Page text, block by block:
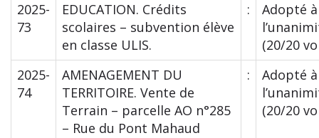
2025-
73
EDUCATION. Crédits
scolaires – subvention élève
en classe ULIS.
:
Adopté à
(20/20
2025-
74
AMENAGEMENT DU
TERRITOIRE. Vente de
Terrain – parcelle AO n°285
– Rue du Pont Mahaud
:
Adopté à
(20/20